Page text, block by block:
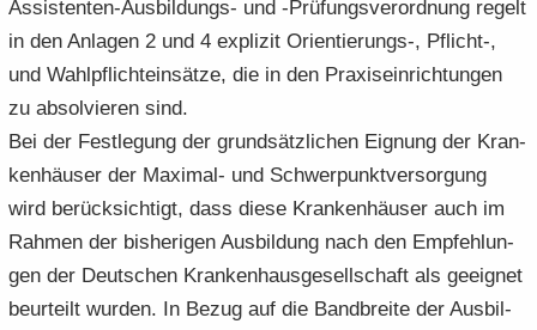
Assistenten-Ausbildungs- und -​Prüfungsverordnung re­gelt
in den An­la­gen 2 und 4 ex­pli­zit Orientierungs-​, Pflicht-​,
und Wahl­pflicht­ein­sät­ze, die in den Pra­xis­ein­rich­tun­gen
zu ab­sol­vie­ren sind.
Bei der Fest­le­gung der grund­sätz­li­chen Eig­nung der Kran­
ken­häu­ser der Maximal-​ und Schwer­punkt­ver­sor­gung
wird be­rück­sich­tigt, dass diese Kran­ken­häu­ser auch im
Rah­men der bis­he­ri­gen Aus­bil­dung nach den Emp­feh­lun­
gen der Deut­schen Kran­ken­haus­ge­sell­schaft als ge­eig­net
be­ur­teilt wur­den. In Bezug auf die Band­brei­te der Aus­bil­